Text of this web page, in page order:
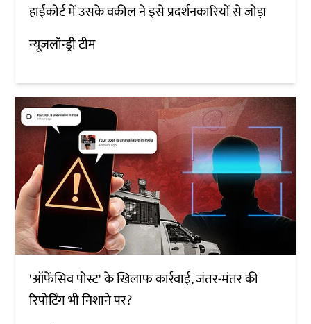
हाईकोर्ट में उसके वकील ने इसे प्रदर्शनकारियों से जोड़ा
न्यूज़लॉन्ड्री टीम
'ऑफेंसिव पोस्ट' के खिलाफ कार्रवाई, जंतर-मंतर की
रिपोर्टिंग भी निशाने पर?